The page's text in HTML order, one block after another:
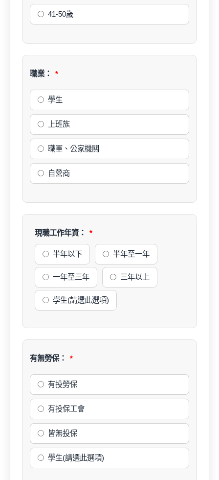
41-50歲
職業：
學生
上班族
職軍、公家機關
自營商
現職工作年資：
半年以下 半年至一年
一年至三年 三年以上
學生(請選此選項)
有無勞保：
有投勞保
有投保工會
皆無投保
學生(請選此選項)